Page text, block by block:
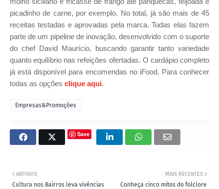
picadinho de carne, por exemplo. No total, já são mais de 45
receitas testadas e aprovadas pela marca. Todas elas fazem
parte de um pipeline de inovação, desenvolvido com o suporte
do chef David Maurício, buscando garantir tanto variedade
quanto equilíbrio nas refeições ofertadas. O cardápio completo
já está disponível para encomendas no iFood. Para conhecer
todas as opções clique aqui.
Empresas&Promoções
Save
MAIS RECENTES
Conheça cinco mitos do folclore
ANTIGOS
Cultura nos Bairros leva vivências